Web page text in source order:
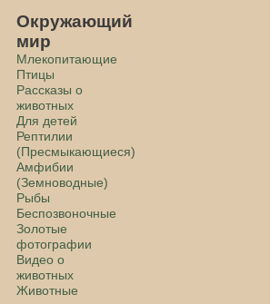
Окружающий
мир
Млекопитающие
Птицы
Рассказы о
животных
Для детей
Рептилии
(Пресмыкающиеся)
Амфибии
(Земноводные)
Рыбы
Беспозвоночные
Золотые
фотографии
Видео о
животных
Животные